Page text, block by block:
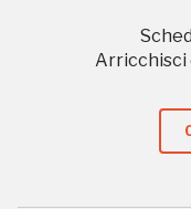
Arricchisci